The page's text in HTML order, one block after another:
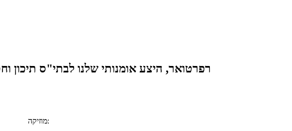
רפרטואר, היצע אומנותי שלנו לבתי"ס תיכון
מוזיקה: